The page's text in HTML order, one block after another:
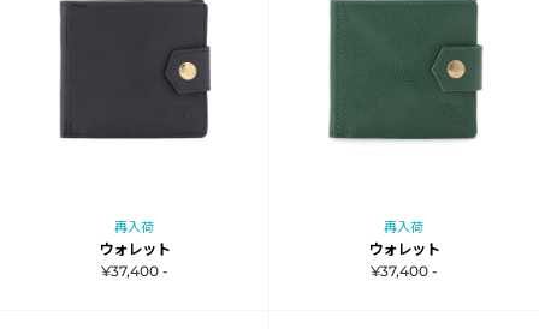
再入荷
ウォレット
¥37,400 -
再入荷
ウォレット
¥37,400 -